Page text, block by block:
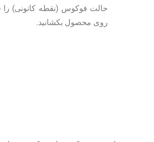
حالت فوکوس (نقطه کانونی) را
روی محصول بکشانید.